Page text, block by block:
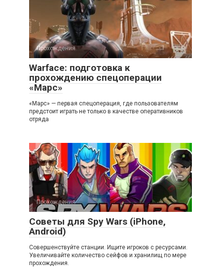
Прохождения
Warface: подготовка к
прохождению спецоперации
«Марс»
«Марс» — первая спецоперация, где пользователям
предстоит играть не только в качестве оперативников
отряда
Прохождения
Советы для Spy Wars (iPhone,
Android)
Совершенствуйте станции. Ищите игроков с ресурсами.
Увеличивайте количество сейфов и хранилищ по мере
прохождения.